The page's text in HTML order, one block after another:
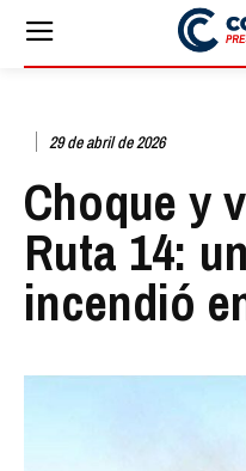
29 de abril de 2026
Choque y
Ruta 14:
incendió